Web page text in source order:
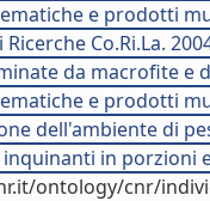
e prodotti
Co.Ri.La.
da macrofite e
e prodotti
dell'ambiente di
in porzioni
ontology/cnr/